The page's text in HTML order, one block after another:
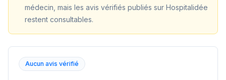
médecin, mais les avis vérifiés publiés sur Hospitalidée
restent consultables.
Aucun avis vérifié